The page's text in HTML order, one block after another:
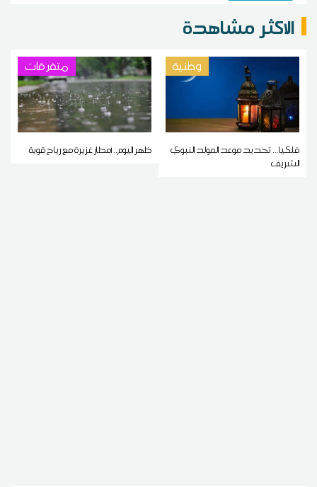
الاكثر مشاهدة
وطنية
فلكيا... تحديد موعد المولد النبوي
الشريف
متفرقات
ظهر اليوم.. أمطار غزيرة مع رياح قوية